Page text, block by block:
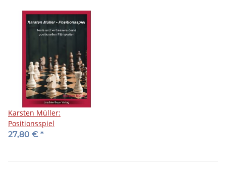
Karsten Müller:
Positionsspiel
27,80 € *